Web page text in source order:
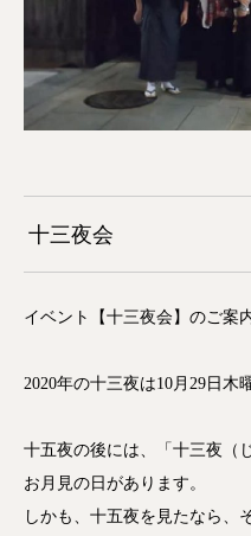
十三夜会
イベント【十三夜会】のご案
2020年の十三夜は10月29日木
十五夜の後には、「十三夜（
お月見の日があります。
しかも、十五夜を見たなら、